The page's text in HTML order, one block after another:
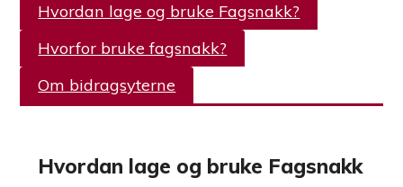
Hvordan lage og bruke Fagsnakk?
Hvorfor bruke fagsnakk?
Om bidragsyterne
Hvordan lage og bruke Fagsnakk